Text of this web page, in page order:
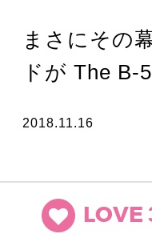
まさにその
ドが The B-
2018.11.16
LOVE